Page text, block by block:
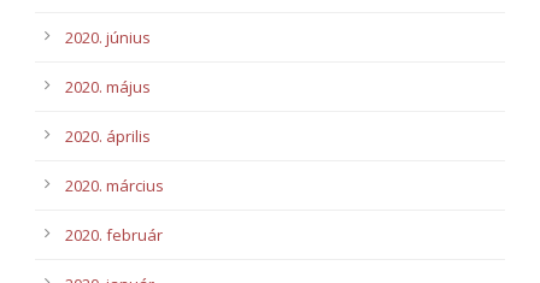
2020. június
2020. május
2020. április
2020. március
2020. február